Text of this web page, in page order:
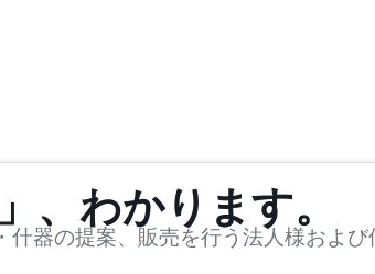
、わかります。
器の提案、販売を行う法人様および